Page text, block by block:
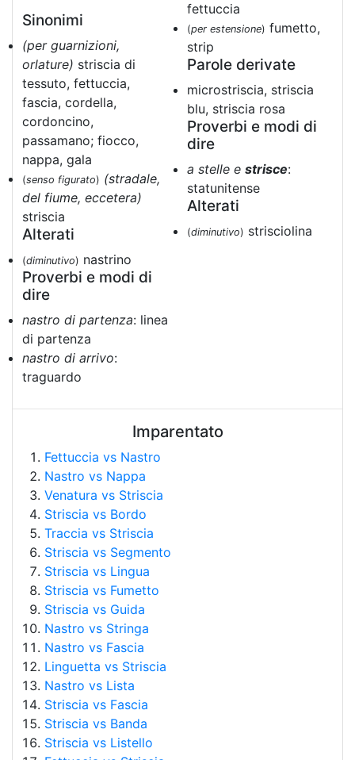
Sinonimi
(per guarnizioni,
orlature) striscia di
tessuto, fettuccia,
fascia, cordella,
cordoncino,
passamano; fiocco,
nappa, gala
(senso figurato) (stradale,
del fiume, eccetera)
striscia
Alterati
(diminutivo) nastrino
Proverbi e modi di
dire
nastro di partenza: linea
di partenza
nastro di arrivo:
traguardo
fettuccia
(per estensione) fumetto,
strip
Parole derivate
microstriscia, striscia
blu, striscia rosa
Proverbi e modi di
dire
a stelle e strisce:
statunitense
Alterati
(diminutivo) strisciolina
Imparentato
Fettuccia vs Nastro
Nastro vs Nappa
Venatura vs Striscia
Striscia vs Bordo
Traccia vs Striscia
Striscia vs Segmento
Striscia vs Lingua
Striscia vs Fumetto
Striscia vs Guida
Nastro vs Stringa
Nastro vs Fascia
Linguetta vs Striscia
Nastro vs Lista
Striscia vs Fascia
Striscia vs Banda
Striscia vs Listello